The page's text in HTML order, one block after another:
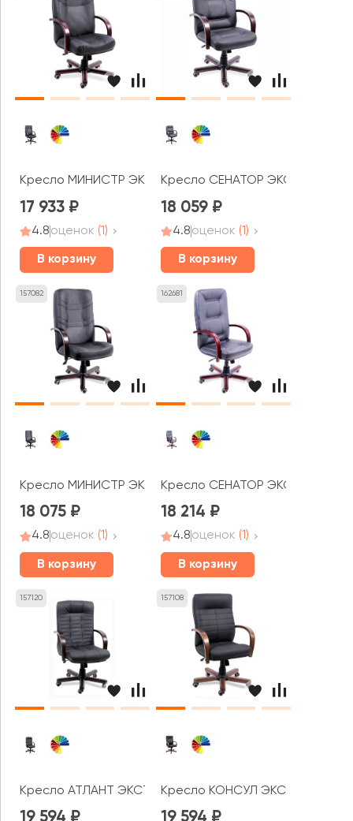
Кресло МИНИСТР ЭКСТРА КОРОТКИЙ
17 933
4.8оценок (1)
В корзину
Кресло СЕНАТОР ЭКСТРА
18 059
4.8оценок (1)
В корзину
157082
Кресло МИНИСТР ЭКСТРА
18 075
4.8оценок (1)
В корзину
162681
Кресло СЕНАТОР ЭКСТРА
18 214
4.8оценок (1)
В корзину
157120
Кресло АТЛАНТ ЭКСТРА КОРОТКИЙ
19 594
157108
Кресло КОНСУЛ ЭКСТРА
19 594